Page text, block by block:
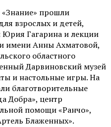
прошли
взрослых и детей,
Юрия Гагарина и лекции
имени Анны Ахматовой,
областного
Дарвиновский музей
и настольные игры. На
благотворительные
Добра», центр
помощи «Ранчо»,
Блаженных».